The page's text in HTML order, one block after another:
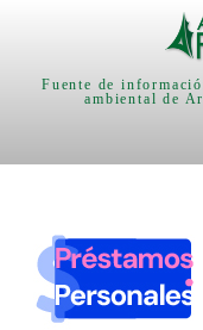
Fuente de
ambiental de